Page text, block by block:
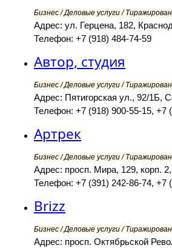
Бизнес / Деловые услуги /
Адрес: ул. Герцена, 182,
Телефон: +7 (918) 484-74-59
Автор, студия
Бизнес / Деловые услуги /
Адрес: Пятигорская ул., 92/1Б,
Телефон: +7 (918) 900-55-15, +7
Артрек
Бизнес / Деловые услуги /
Адрес: просп. Мира, 129, корп.
Телефон: +7 (391) 242-86-74, +7
Brizz
Бизнес / Деловые услуги /
Адрес: просп. Октябрьской